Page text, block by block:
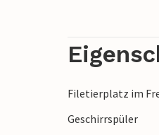
Genießen Sie
Herumtollen
Blick über das
Lagerfeuer.
wo
Filetierplatz im
Geschirrspüler